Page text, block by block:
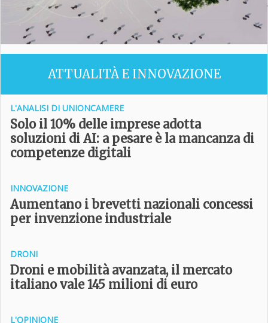
ATTUALITÀ E INNOVAZIONE
L'ANALISI DI UNIONCAMERE
Solo il 10% delle imprese adotta
soluzioni di AI: a pesare è la mancanza di
competenze digitali
INNOVAZIONE
Aumentano i brevetti nazionali concessi
per invenzione industriale
DRONI
Droni e mobilità avanzata, il mercato
italiano vale 145 milioni di euro
L'OPINIONE